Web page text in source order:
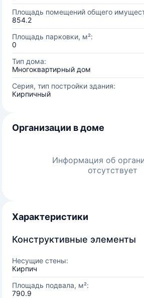
Площадь помещений общего
854.2
Площадь парковки, м²:
0
Тип дома:
Многоквартирный дом
Серия, тип постройки здания:
Кирпичный
Организации в доме
Информация об
отсутствует
Характеристики
Конструктивные элементы
Несущие стены:
Кирпич
Площадь подвала, м²:
790.9